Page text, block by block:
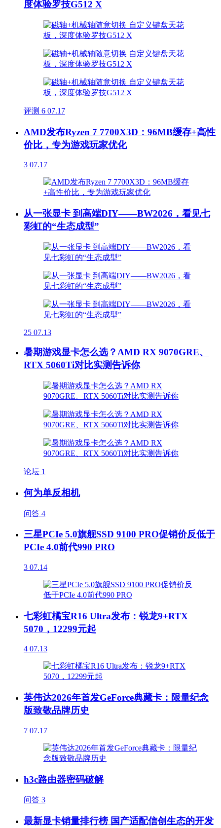
度体验罗技G512 X
评测 6 07.17
AMD发布Ryzen 7 7700X3D：96MB缓存+高性
价比，专为游戏玩家优化
3 07.17
从一张显卡 到高端DIY——BW2026，看见七
彩虹的“生态成型”
25 07.13
暑期游戏显卡怎么选？AMD RX 9070GRE、
RTX 5060Ti对比实测告诉你
论坛 1
何为单反相机
问答 4
三星PCIe 5.0旗舰SSD 9100 PRO促销价反低于
PCIe 4.0前代990 PRO
3 07.14
七彩虹橘宝R16 Ultra发布：锐龙9+RTX
5070，12299元起
4 07.13
英伟达2026年首发GeForce典藏卡：限量纪念
版致敬品牌历史
7 07.17
h3c路由器密码破解
问答 3
最新显卡销量排行榜 国产适配信创生态的开发